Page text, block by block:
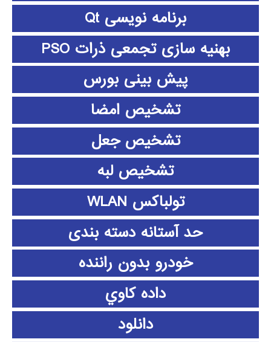
برنامه نویسی Qt
بهنیه سازی تجمعی ذرات PSO
پیش بینی بورس
تشخیص امضا
تشخیص جعل
تشخیص لبه
تولباکس WLAN
حد آستانه دسته بندی
خودرو بدون راننده
داده كاوي
دانلود